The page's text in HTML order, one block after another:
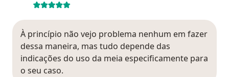
À princípio não vejo problema nenhum em fazer
dessa maneira, mas tudo depende das
indicações do uso da meia especificamente para
o seu caso.